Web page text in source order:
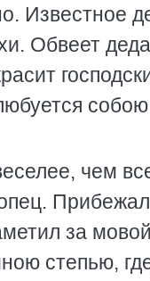
Известное
Обвеет
чем
за
степью,